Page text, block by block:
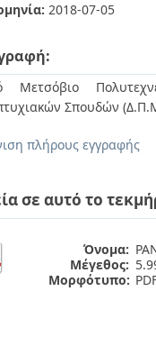
2018-07-05
Μετσόβιο
Σπουδών
πλήρους εγγραφής
σε αυτό το
Όνομα:
Μέγεθος:
Μορφότυπο: